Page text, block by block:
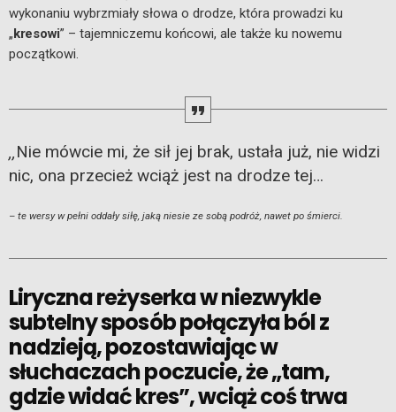
wykonaniu wybrzmiały słowa o drodze, która prowadzi ku
„kresowi” – tajemniczemu końcowi, ale także ku nowemu
początkowi.
,,Nie mówcie mi, że sił jej brak, ustała już, nie widzi
nic, ona przecież wciąż jest na drodze tej…
– te wersy w pełni oddały siłę, jaką niesie ze sobą podróż, nawet po śmierci.
Liryczna reżyserka w niezwykle
subtelny sposób połączyła ból z
nadzieją, pozostawiając w
słuchaczach poczucie, że „tam,
gdzie widać kres”, wciąż coś trwa